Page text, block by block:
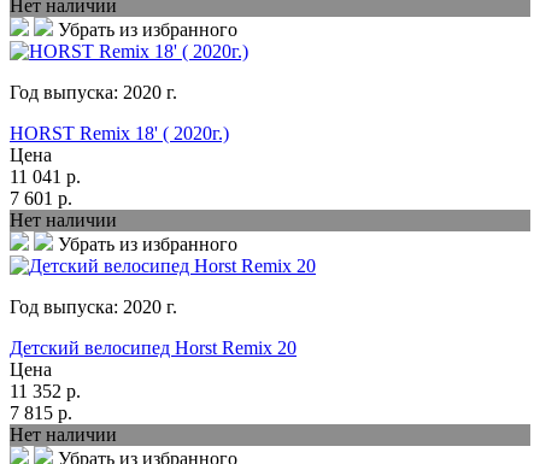
Нет наличии
Убрать из избранного
Год выпуска: 2020 г.
HORST Remix 18' ( 2020г.)
Цена
11 041 р.
7 601 р.
Нет наличии
Убрать из избранного
Год выпуска: 2020 г.
Детский велосипед Horst Remix 20
Цена
11 352 р.
7 815 р.
Нет наличии
Убрать из избранного